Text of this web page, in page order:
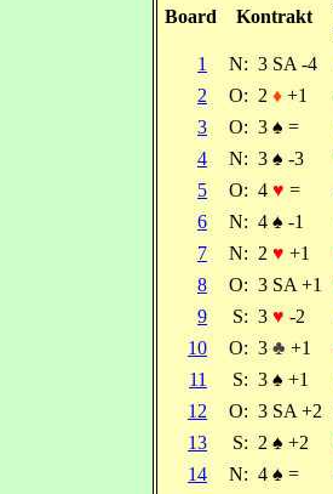
Board Kontrakt
1
N: 3 SA -4
2
O: 2 ♦ +1
3
O: 3 ♠ =
4
N: 3 ♠ -3
5
O: 4 ♥ =
6
N: 4 ♠ -1
7
N: 2 ♥ +1
8
O: 3 SA +1
9
S: 3 ♥ -2
10
O: 3 ♣ +1
11
S: 3 ♠ +1
12
O: 3 SA +2
13
S: 2 ♠ +2
14
N: 4 ♠ =